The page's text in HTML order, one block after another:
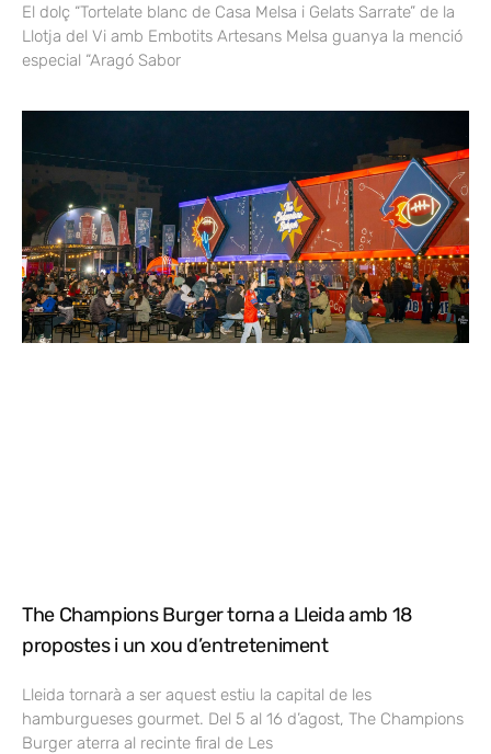
El dolç “Tortelate blanc de Casa Melsa i Gelats Sarrate” de la
Llotja del Vi amb Embotits Artesans Melsa guanya la menció
especial “Aragó Sabor
The Champions Burger torna a Lleida amb 18
propostes i un xou d’entreteniment
Lleida tornarà a ser aquest estiu la capital de les
hamburgueses gourmet. Del 5 al 16 d’agost, The Champions
Burger aterra al recinte firal de Les